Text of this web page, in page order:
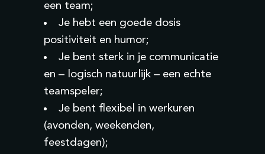
een team;
Je hebt een goede dosis
positiviteit en humor;
Je bent sterk in je communicatie
en – logisch natuurlijk – een echte
teamspeler;
Je bent flexibel in werkuren
(avonden, weekenden,
feestdagen);